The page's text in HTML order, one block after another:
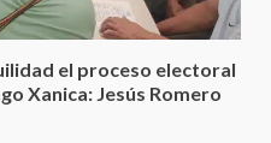
el proceso electoral
Xanica: Jesús Romero
Oaxaca